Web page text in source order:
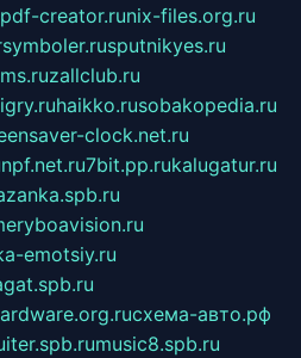
pdf-creator.runix-files.org.ru
sputnikyes.ru
zallclub.ru
haikko.rusobakopedia.ru
clock.net.ru
npf.net.ru7bit.pp.rukalugatur.ru
emotsiy.ru
схема-авто.рф
music8.spb.ru